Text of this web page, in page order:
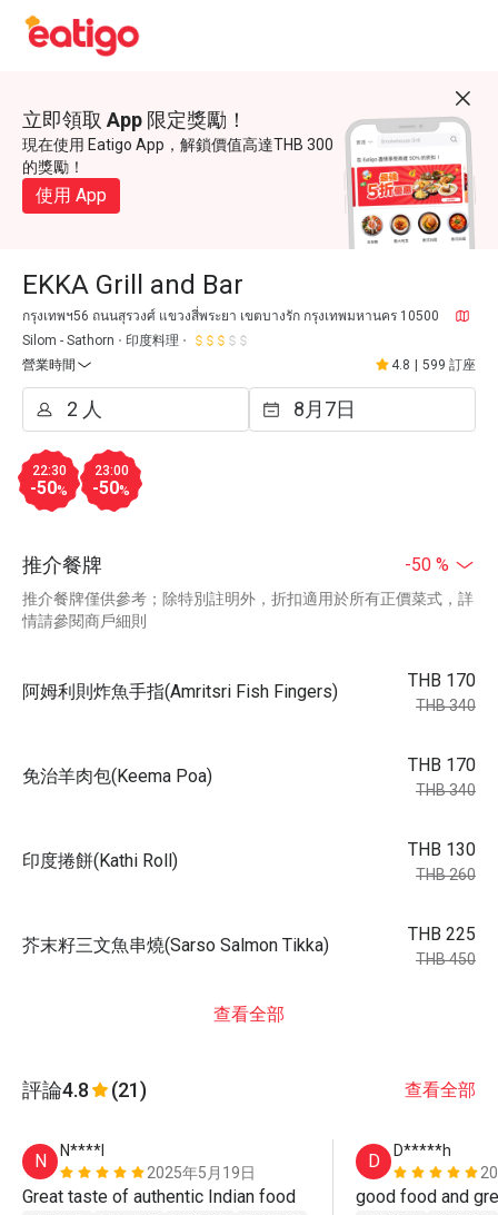
立即領取 App 限定獎勵！
現在使用 Eatigo App，解鎖價值高達THB 300
的獎勵！
使用 App
EKKA Grill and Bar
กรุงเทพฯ56 ถนนสุรวงศ์ แขวงสี่พระยา เขตบางรัก กรุงเทพมหานคร 10500
Silom - Sathorn
印度料理
營業時間
4.8 599 訂座
22:30
-50%
23:00
-50%
推介餐牌 -50 %
推介餐牌僅供參考；除特別註明外，折扣適用於所有正價菜式，詳
情請參閱商戶細則
阿姆利則炸魚手指(Amritsri Fish Fingers)
THB 170
THB 340
免治羊肉包(Keema Poa)
THB 170
THB 340
印度捲餅(Kathi Roll)
THB 130
THB 260
芥末籽三文魚串燒(Sarso Salmon Tikka)
THB 225
THB 450
查看全部
評論4.8 (21) 查看全部
N
N****l
2025年5月19日
D
D*****h